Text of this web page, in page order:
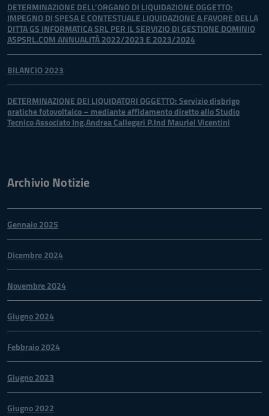
DETERMINAZIONE DELL’ORGANO DI LIQUIDAZIONE OGGETTO:
IMPEGNO DI SPESA E CONTESTUALE LIQUIDAZIONE A FAVORE DELLA
DITTA GS INFORMATICA SRL PER IL SERVIZIO DI GESTIONE DOMINIO
ASPSRL.COM ANNUALITÀ 2022/2023 E 2023/2024
BILANCIO 2023
DETERMINAZIONE DEI LIQUIDATORI OGGETTO: Servizio disbrigo
pratiche fotovoltaico – mediante affidamento diretto allo Studio
Tecnico Associato Ing.Andrea Callegari P.Ind Mauriel Vicentini
Archivio Notizie
Gennaio 2025
Dicembre 2024
Novembre 2024
Giugno 2024
Febbraio 2024
Giugno 2023
Giugno 2022